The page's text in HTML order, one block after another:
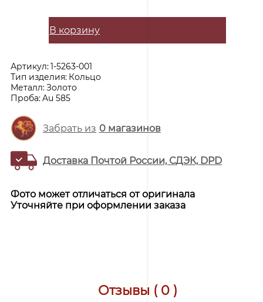
В корзину
Артикул:1-5263-001
Тип изделия: Кольцо
Металл:Золото
Проба:Au 585
Забрать из 0магазинов
Доставка Почтой России, СДЭК, DPD
Фото может отличаться от оригинала
Уточняйте при оформлении заказа
Отзывы ( 0 )